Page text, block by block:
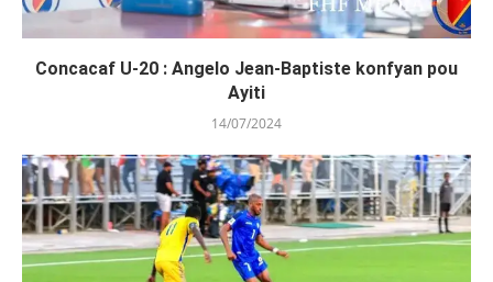
Concacaf U-20 : Angelo Jean-Baptiste konfyan pou
Ayiti
14/07/2024